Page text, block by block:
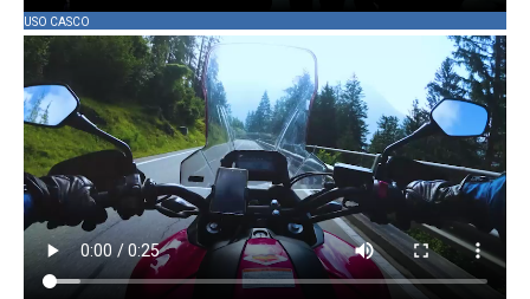
USO CASCO